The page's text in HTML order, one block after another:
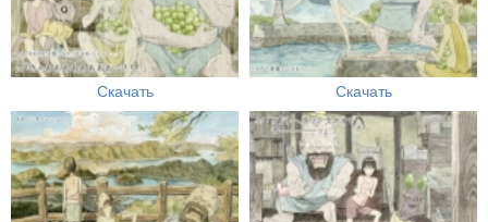
Скачать Скачать